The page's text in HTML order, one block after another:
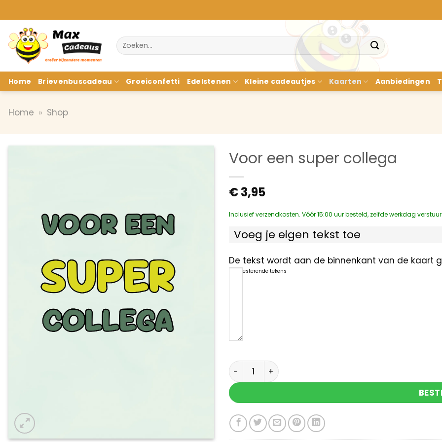
naar
inhoud
Zoeken
naar:
Home Brievenbuscadeau Groeiconfetti Edelstenen Kleine cadeautjes Kaarten Aanbiedingen
Home » Shop
Voor een super collega
€3,95
Inclusief verzendkosten. Vóór 15:00 uur besteld, zelfde werkdag
Voeg je eigen tekst toe
De tekst wordt aan de binnenkant van de kaart
resterende tekens
Voor een super collega aantal